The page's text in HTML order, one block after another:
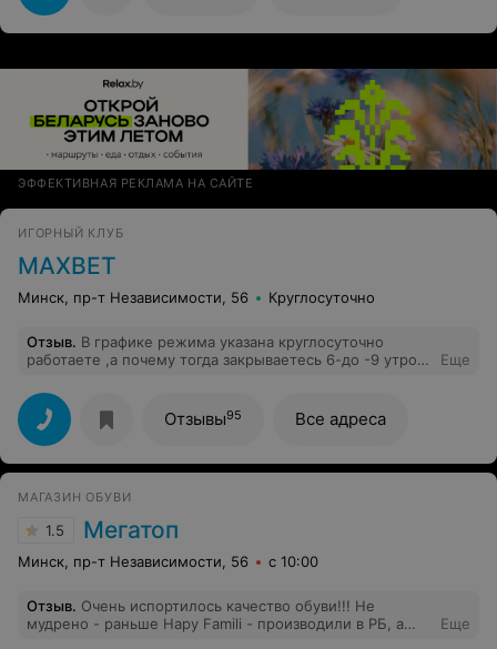
ЭФФЕКТИВНАЯ РЕКЛАМА НА САЙТЕ
ИГОРНЫЙ КЛУБ
MAXBET
Минск, пр-т Независимости, 56 Круглосуточно
Отзыв. В графике режима указана круглосуточно
работаете ,а почему тогда закрываетесь 6-до -9 утром!
Еще
Отзывы95 Все адреса
МАГАЗИН ОБУВИ
1.5 Мегатоп
Минск, пр-т Независимости, 56 с 10:00
Отзыв. Очень испортилось качество обуви!!! Не
мудрено - раньше Нару Famili - производили в РБ, а
Еще